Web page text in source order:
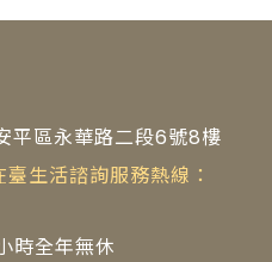
平區永華路二段6號8樓
生活諮詢服務熱線：
時全年無休